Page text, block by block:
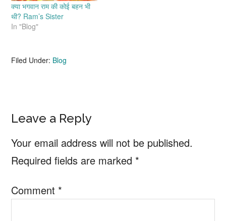
क्या भगवान राम की कोई बहन भी
थी? Ram’s Sister
In "Blog"
Filed Under: Blog
Reader
Interactions
Leave a Reply
Your email address will not be published.
Required fields are marked *
Comment *